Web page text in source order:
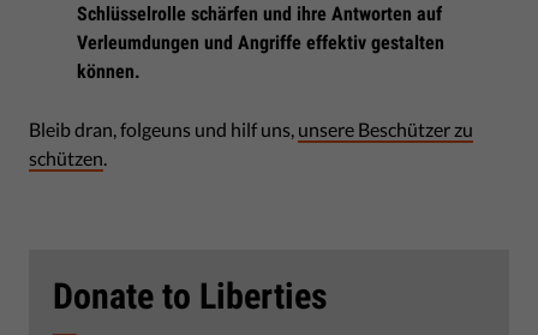
Schlüsselrolle schärfen und ihre Antworten auf
Verleumdungen und Angriffe effektiv gestalten
können.
Bleib dran, folgeuns und hilf uns, unsere Beschützer zu
schützen
Donate to Liberties